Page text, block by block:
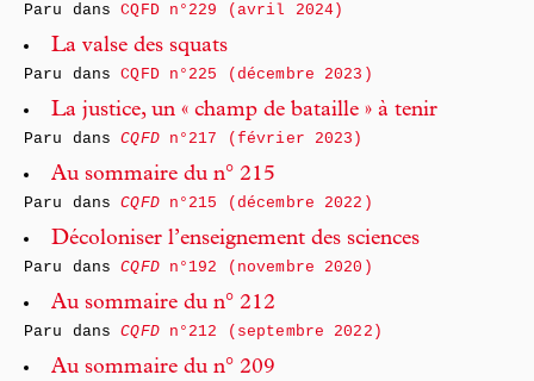
Paru dansCQFD n°229 (avril 2024)
La valse des squats
Paru dansCQFD n°225 (décembre 2023)
La justice, un « champ de bataille » à tenir
Paru dansCQFDn°217 (février 2023)
Au sommaire du n° 215
Paru dansCQFDn°215 (décembre 2022)
Décoloniser l’enseignement des sciences
Paru dansCQFDn°192 (novembre 2020)
Au sommaire du n° 212
Paru dansCQFDn°212 (septembre 2022)
Au sommaire du n° 209